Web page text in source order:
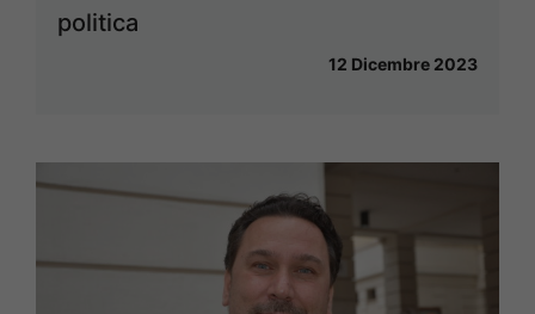
politica
12 Dicembre 2023